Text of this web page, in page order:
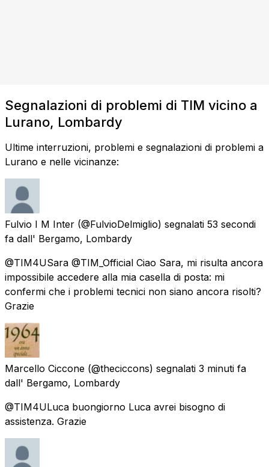
Segnalazioni di problemi di TIM vicino a
Lurano, Lombardy
Ultime interruzioni, problemi e segnalazioni di problemi a
Lurano e nelle vicinanze:
Fulvio I M Inter (@FulvioDelmiglio) segnalati 53 secondi
fa dall' Bergamo, Lombardy
@TIM4USara @TIM_Official Ciao Sara, mi risulta ancora
impossibile accedere alla mia casella di posta: mi
confermi che i problemi tecnici non siano ancora risolti?
Grazie
Marcello Ciccone (@theciccons) segnalati 3 minuti fa
dall' Bergamo, Lombardy
@TIM4ULuca buongiorno Luca avrei bisogno di
assistenza. Grazie